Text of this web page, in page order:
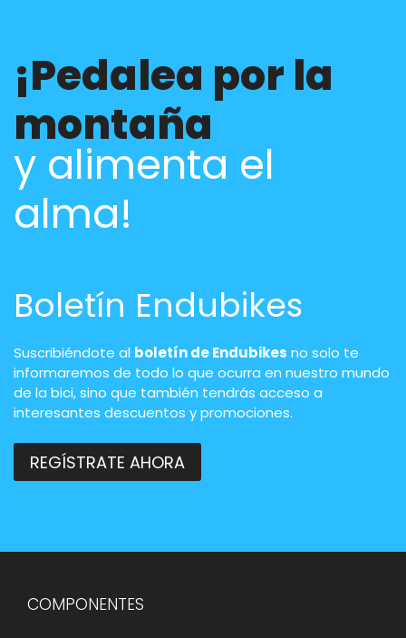
¡Pedalea por la
montaña
y alimenta el
alma!
Boletín Endubikes
Suscribiéndote al boletín de Endubikes no solo te
informaremos de todo lo que ocurra en nuestro mundo
de la bici, sino que también tendrás acceso a
interesantes descuentos y promociones.
REGÍSTRATE AHORA
COMPONENTES